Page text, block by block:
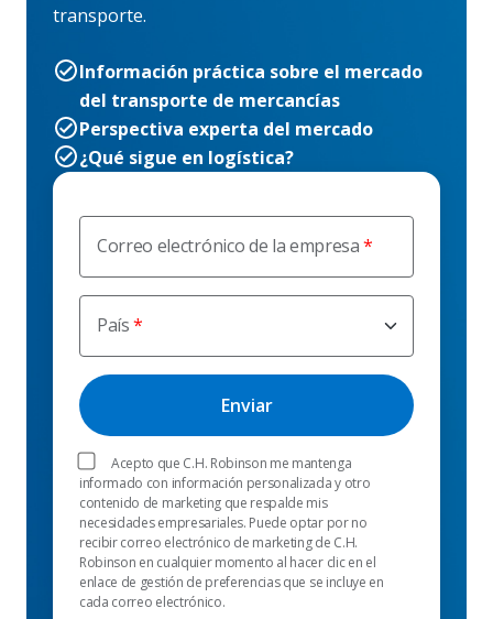
Correo electrónico de la empresa
País
Acepto que C.H. Robinson me mantenga
informado con información personalizada y otro
contenido de marketing que respalde mis
necesidades empresariales. Puede optar por no
recibir correo electrónico de marketing de C.H.
Robinson en cualquier momento al hacer clic en el
enlace de gestión de preferencias que se incluye en
cada correo electrónico.
transporte.
Información práctica sobre el mercado
del transporte de mercancías
Perspectiva experta del mercado
¿Qué sigue en logística?